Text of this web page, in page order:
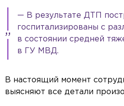
— В результате ДТП
госпитализированы c
в состоянии средней
в ГУ МВД.
В настоящий момент
выясняют все детали